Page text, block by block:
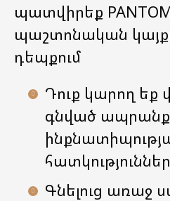
պատվիրեք
պաշտոնական
դեպքում
Դուք կարող եք
գնված
Գնելուց առաջ